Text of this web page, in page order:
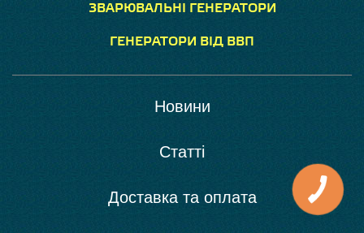
ЗВАРЮВАЛЬНІ ГЕНЕРАТОРИ
ГЕНЕРАТОРИ ВІД ВВП
Новини
Статті
Доставка та оплата